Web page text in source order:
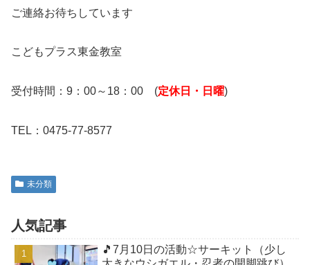
ご連絡お待ちしています
こどもプラス東金教室
受付時間：9：00～18：00 (定休日・日曜)
TEL：0475-77-8577
未分類
人気記事
🎵7月10日の活動☆サーキット（少し